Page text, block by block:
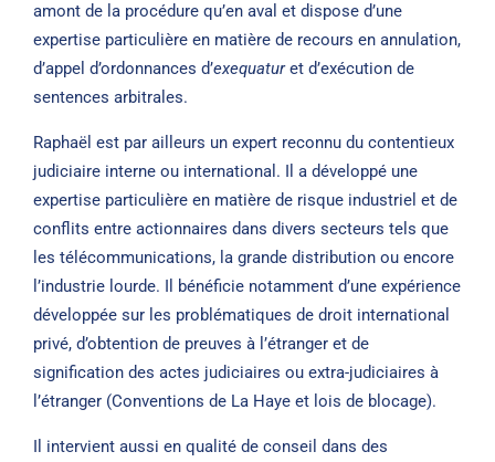
amont de la procédure qu’en aval et dispose d’une
expertise particulière en matière de recours en annulation,
d’appel d’ordonnances d’exequaturet d’exécution de
sentences arbitrales.
Raphaël est par ailleurs un expert reconnu du contentieux
judiciaire interne ou international. Il a développé une
expertise particulière en matière de risque industriel et de
conflits entre actionnaires dans divers secteurs tels que
les télécommunications, la grande distribution ou encore
l’industrie lourde. Il bénéficie notamment d’une expérience
développée sur les problématiques de droit international
privé, d’obtention de preuves à l’étranger et de
signification des actes judiciaires ou extra-judiciaires à
l’étranger (Conventions de La Haye et lois de blocage).
Il intervient aussi en qualité de conseil dans des